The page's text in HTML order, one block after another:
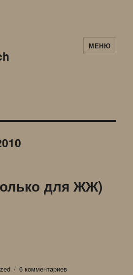
МЕНЮ
для ЖЖ)
6 комментариевк